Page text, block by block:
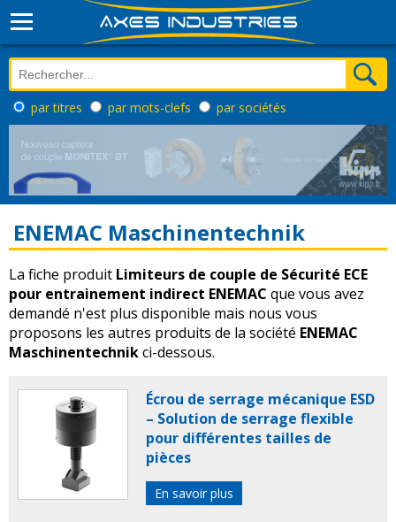
par titres par mots-clefs par sociétés
ENEMAC Maschinentechnik
La fiche produit Limiteurs de couple de Sécurité ECE
pour entrainement indirect ENEMAC que vous avez
demandé n'est plus disponible mais nous vous
proposons les autres produits de la société ENEMAC
Maschinentechnikci-dessous.
Écrou de serrage mécanique ESD
– Solution de serrage flexible
pour différentes tailles de
pièces
En savoir plus